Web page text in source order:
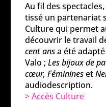
Au fil des
tissé un partenariat
Culture qui permet
découvrir le travail
cent ansa été
Valo ; Les bijoux de
cœur, Féminineset
audiodescription.
> Accès Culture